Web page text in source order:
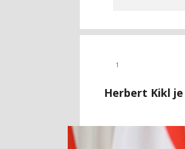
AUTOR
1
Herbert Kikl